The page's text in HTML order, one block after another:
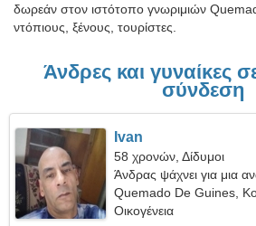
δωρεάν στον ιστότοπο γνωριμιών
ντόπιους, ξένους, τουρίστες.
Άνδρες και γυναίκες
σύνδεση
Ivan
58 χρονών, Δίδυμοι
Άνδρας ψάχνει για μια
Quemado De Guines,
Οικογένεια